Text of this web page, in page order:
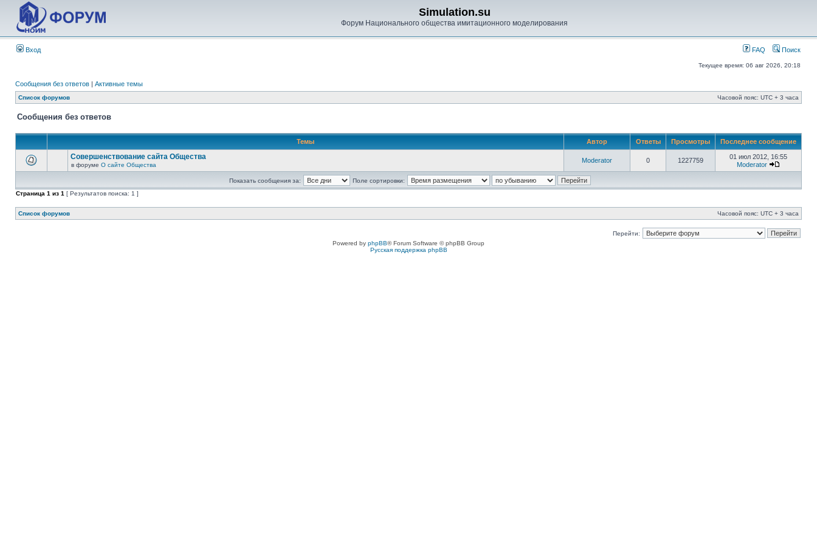
Simulation.su
Форум Национального общества имитационного моделирования
Вход FAQ Поиск
Текущее время: 06 авг 2026, 20:18
Сообщения без ответов | Активные темы
Список форумов Часовой пояс: UTC + 3 часа
Сообщения без ответов
Темы Автор Ответы Просмотры Последнее сообщение
Совершенствование сайта Общества
в форуме О сайте Общества
Moderator 0 1227759
01 июл 2012, 16:55
Moderator
Показать сообщения за:
Поле сортировки:
Страница 1 из 1 [ Результатов поиска: 1 ]
Список форумов Часовой пояс: UTC + 3 часа
Перейти:
Powered by phpBB® Forum Software © phpBB Group
Русская поддержка phpBB